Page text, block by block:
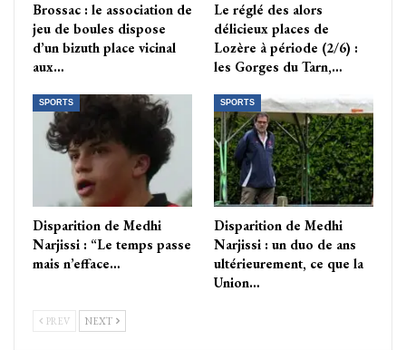
Brossac : le association de
jeu de boules dispose
d’un bizuth place vicinal
aux…
Le réglé des alors
délicieux places de
Lozère à période (2/6) :
les Gorges du Tarn,…
SPORTS
Disparition de Medhi
Narjissi : “Le temps passe
mais n’efface…
SPORTS
Disparition de Medhi
Narjissi : un duo de ans
ultérieurement, ce que la
Union…
PREV NEXT